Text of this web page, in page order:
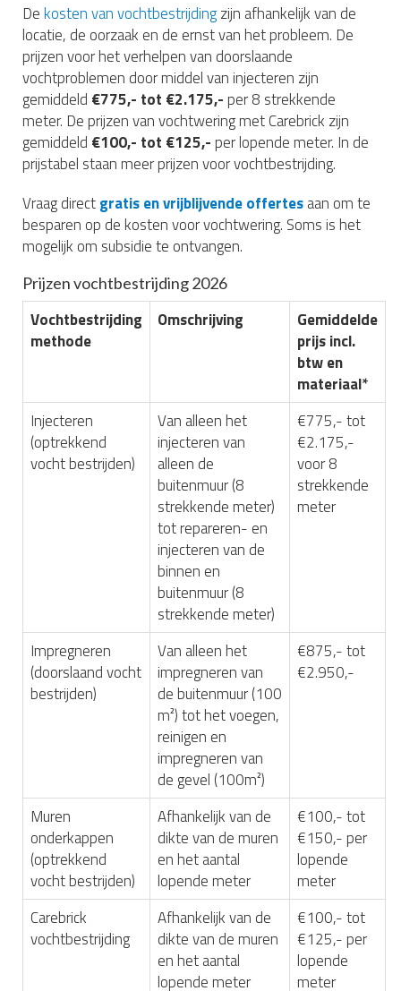
Dekosten van vochtbestrijdingzijn afhankelijk van de
locatie, de oorzaak en de ernst van het probleem. De
prijzen voor het verhelpen van doorslaande
vochtproblemen door middel van injecteren zijn
gemiddeld €775,- tot €2.175,- per 8 strekkende
meter. De prijzen van vochtwering met Carebrick zijn
gemiddeld €100,- tot €125,- per lopende meter. In de
prijstabel staan meer prijzen voor vochtbestrijding.
Vraag directgratis en vrijblijvende offertesaan om te
besparen op de kosten voor vochtwering. Soms is het
mogelijk om subsidie te ontvangen.
Prijzen vochtbestrijding 2026
Vochtbestrijding
methode
Omschrijving
Gemiddelde
prijs incl.
btw en
materiaal*
Injecteren
(optrekkend
vocht bestrijden)
Van alleen het
injecteren van
alleen de
buitenmuur (8
strekkende meter)
tot repareren- en
injecteren van de
binnen en
buitenmuur (8
strekkende meter)
€775,- tot
€2.175,-
voor 8
strekkende
meter
Impregneren
(doorslaand vocht
bestrijden)
Van alleen het
impregneren van
de buitenmuur (100
m²) tot het voegen,
reinigen en
impregneren van
de gevel (100m²)
€875,- tot
€2.950,-
Muren
onderkappen
(optrekkend
vocht bestrijden)
Afhankelijk van de
dikte van de muren
en het aantal
lopende meter
€100,- tot
€150,- per
lopende
meter
Carebrick
vochtbestrijding
Afhankelijk van de
dikte van de muren
en het aantal
lopende meter
€100,- tot
€125,- per
lopende
meter